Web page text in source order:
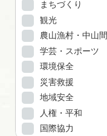
まちづくり
観光
農山漁村・中山間
学芸・スポーツ
環境保全
災害救援
地域安全
人権・平和
国際協力